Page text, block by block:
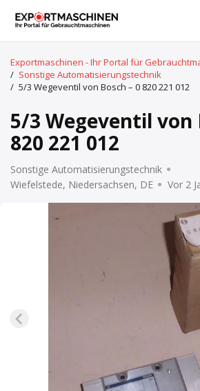
Exportmaschinen - Ihr Portal für
/ Sonstige Automatisierungstechnik
/ 5/3 Wegeventil von Bosch – 0 820 221 012
5/3 Wegeventil von
820 221 012
Sonstige Automatisierungstechnik
Wiefelstede, Niedersachsen, DE
Vor 2